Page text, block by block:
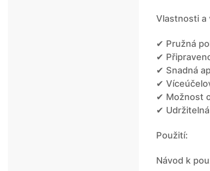
Vlastnosti a
✔ Pružná
✔
✔ Snadná
✔
✔ Možnost
✔
Použití:
Návod k